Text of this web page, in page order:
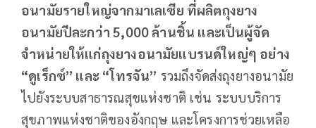
อนามัยรายใหญ่จากมาเลเซีย ที่ผลิตถุงยาง
อนามัยปีละกว่า 5,000 ล้านชิ้น และเป็นผู้จัด
จำหน่ายให้แก่ถุงยางอนามัยแบรนด์ใหญ่ๆ อย่าง
“ดูเร็กซ์” และ “โทรจัน” รวมถึงจัดส่งถุงยางอนามัย
ไปยังระบบสาธารณสุขแห่งชาติ เช่น ระบบบริการ
สุขภาพแห่งชาติของอังกฤษ และโครงการช่วยเหลือ